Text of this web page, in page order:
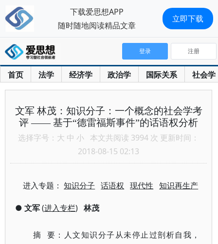
首页 法学 经济学 政治学 国际关系 社会学
登录 注册
文军 林茂：知识分子：一个概念的社会学考
评 —— 基于“德雷福斯事件”的话语权分析
选择字号： 大 中 小 本文共阅读 3994 次 更新时间：
2018-08-15 02:13
进入专题：知识分子 话语权 现代性 知识再生产
● 文军(进入专栏)林茂
摘 要：人文知识分子从未停止过剖析自我，
下载爱思想APP
随时随地阅读精品文章
立即下载